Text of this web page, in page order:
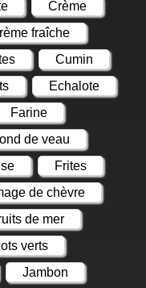
Crème
fraîche
Cumin
Echalote
Farine
de veau
Frites
de chèvre
de mer
verts
Jambon